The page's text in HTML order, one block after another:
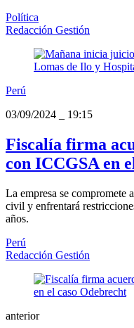
Política
Redacción Gestión
Perú
03/09/2024
19:15
Fiscalía firma
con ICCGSA en
La empresa se compromete
civil y enfrentará
años.
Perú
Redacción Gestión
anterior